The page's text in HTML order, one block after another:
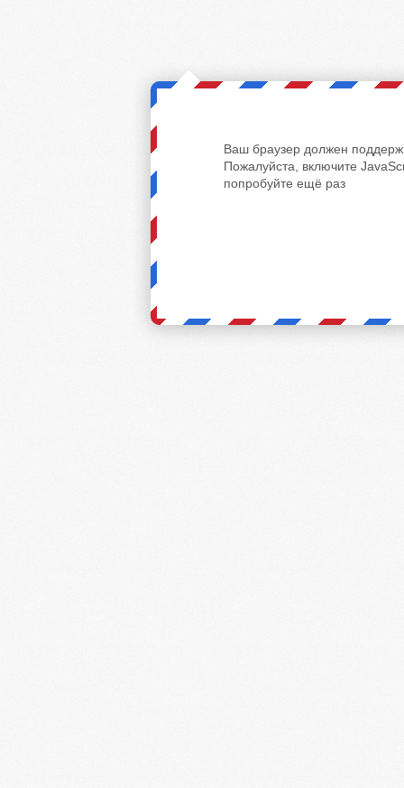
Ваш браузер должен
Пожалуйста, включите
попробуйте ещё раз